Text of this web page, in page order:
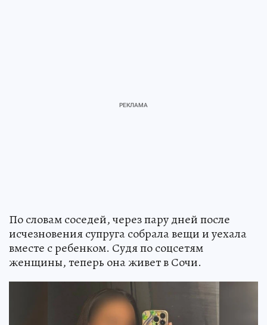
По словам соседей, через пару дней после
исчезновения супруга собрала вещи и уехала
вместе с ребенком. Судя по соцсетям
женщины, теперь она живет в Сочи.